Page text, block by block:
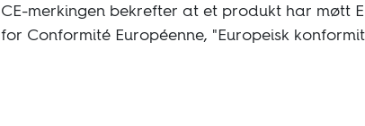
CE-merkingen bekrefter at et produkt har møtt
for Conformité Européenne, "Europeisk